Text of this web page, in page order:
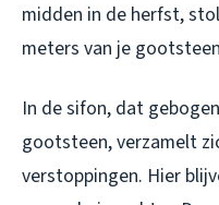
midden in de herfst,
meters van je
In de sifon, dat
gootsteen, verzamelt
verstoppingen. Hier